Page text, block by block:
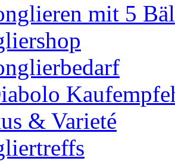
mit 5
& Varieté